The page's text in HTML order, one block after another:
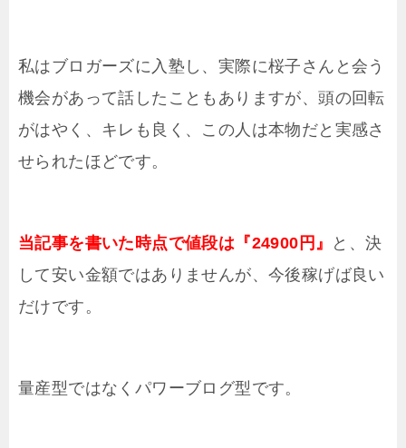
私はブロガーズに入塾し、実際に桜子さんと会う
機会があって話したこともありますが、頭の回転
がはやく、キレも良く、この人は本物だと実感さ
せられたほどです。
当記事を書いた時点で値段は『24900円』
と、決
して安い金額ではありませんが、今後稼げば良い
だけです。
量産型ではなくパワーブログ型です。